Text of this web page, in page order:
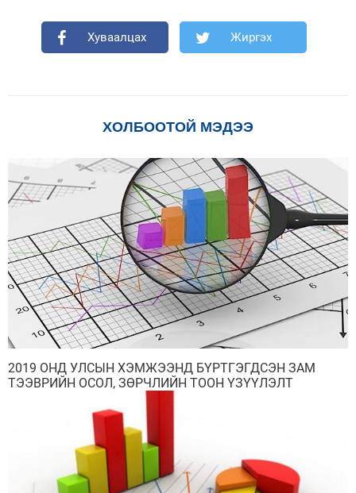
Хуваалцах Жиргэх
ХОЛБООТОЙ МЭДЭЭ
2019 ОНД УЛСЫН ХЭМЖЭЭНД БҮРТГЭГДСЭН ЗАМ
ТЭЭВРИЙН ОСОЛ, ЗӨРЧЛИЙН ТООН ҮЗҮҮЛЭЛТ